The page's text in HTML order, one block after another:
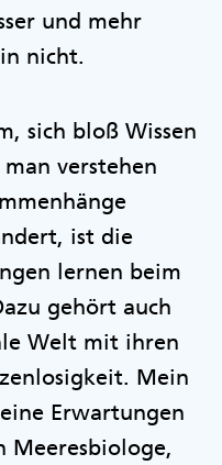
und mehr
nicht.
sich bloß Wissen
verstehen
ist die
lernen beim
gehört auch
Welt mit ihren
Mein
Erwartungen
Meeresbiologe,